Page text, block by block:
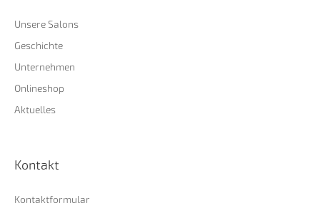
Unsere Salons
Geschichte
Unternehmen
Onlineshop
Aktuelles
Kontakt
Kontaktformular